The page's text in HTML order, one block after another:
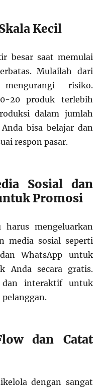
Kecil
besar saat memulai
Mulailah dari
risiko.
20 produk terlebih
dalam jumlah
bisa belajar dan
respon pasar.
Sosial dan
Promosi
harus mengeluarkan
media sosial seperti
WhatsApp untuk
Anda secara gratis.
interaktif untuk
dan Catat
dengan sangat